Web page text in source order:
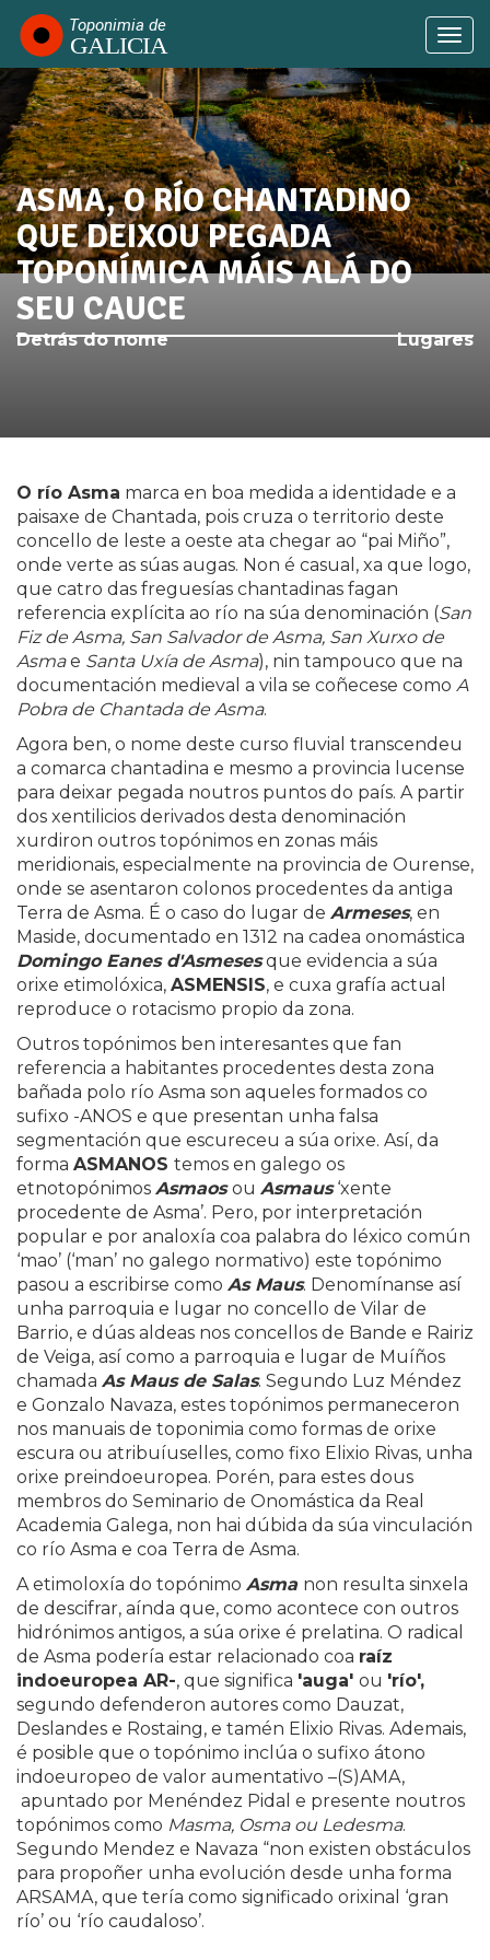
contido
principal
SABÍAS QUE...
ASMA, O RÍO CHANTADINO
QUE DEIXOU PEGADA
TOPONÍMICA MÁIS ALÁ DO
SEU CAUCE
Detrás do nome Lugares
O río Asma marca en boa medida a identidade e a
paisaxe de Chantada, pois cruza o territorio deste
concello de leste a oeste ata chegar ao “pai Miño”,
onde verte as súas augas. Non é casual, xa que logo,
que catro das freguesías chantadinas fagan
referencia explícita ao río na súa denominación (San
Fiz de Asma, San Salvador de Asma, San Xurxo de
Asmae Santa Uxía de Asma), nin tampouco que na
documentación medieval a vila se coñecese como A
Pobra de Chantada de Asma.
Agora ben, o nome deste curso fluvial transcendeu
a comarca chantadina e mesmo a provincia lucense
para deixar pegada noutros puntos do país. A partir
dos xentilicios derivados desta denominación
xurdiron outros topónimos en zonas máis
meridionais, especialmente na provincia de Ourense,
onde se asentaron colonos procedentes da antiga
Terra de Asma. É o caso do lugar de Armeses, en
Maside, documentado en 1312 na cadea onomástica
Domingo Eanes d'Asmesesque evidencia a súa
orixe etimolóxica, ASMENSIS, e cuxa grafía actual
reproduce o rotacismo propio da zona.
Outros topónimos ben interesantes que fan
referencia a habitantes procedentes desta zona
bañada polo río Asma son aqueles formados co
sufixo -ANOS e que presentan unha falsa
segmentación que escureceu a súa orixe. Así, da
forma ASMANOS temos en galego os
etnotopónimos Asmaosou Asmaus‘xente
procedente de Asma’. Pero, por interpretación
popular e por analoxía coa palabra do léxico común
‘mao’ (‘man’ no galego normativo) este topónimo
pasou a escribirse como As Maus. Denomínanse así
unha parroquia e lugar no concello de Vilar de
Barrio, e dúas aldeas nos concellos de Bande e Rairiz
de Veiga, así como a parroquia e lugar de Muíños
chamada As Maus de Salas. Segundo Luz Méndez
e Gonzalo Navaza, estes topónimos permaneceron
nos manuais de toponimia como formas de orixe
escura ou atribuíuselles, como fixo Elixio Rivas, unha
orixe preindoeuropea. Porén, para estes dous
membros do Seminario de Onomástica da Real
Academia Galega, non hai dúbida da súa vinculación
co río Asma e coa Terra de Asma.
A etimoloxía do topónimo Asma non resulta sinxela
de descifrar, aínda que, como acontece con outros
hidrónimos antigos, a súa orixe é prelatina. O radical
de Asma podería estar relacionado coa raíz
indoeuropea AR-, que significa 'auga' ou 'río',
segundo defenderon autores como Dauzat,
Deslandes e Rostaing, e tamén Elixio Rivas. Ademais,
é posible que o topónimo inclúa o sufixo átono
indoeuropeo de valor aumentativo –(S)AMA,
apuntado por Menéndez Pidal e presente noutros
topónimos como Masma, Osma ou Ledesma.
Segundo Mendez e Navaza “non existen obstáculos
para propoñer unha evolución desde unha forma
ARSAMA, que tería como significado orixinal ‘gran
río’ ou ‘río caudaloso’.